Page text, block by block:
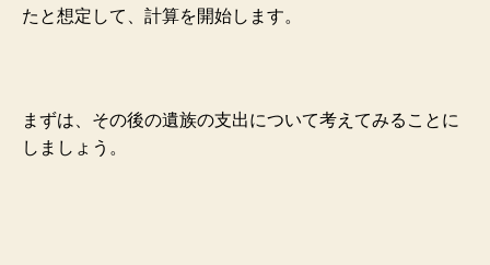
たと想定して、計算を開始します。
まずは、その後の遺族の支出について考えてみることに
しましょう。